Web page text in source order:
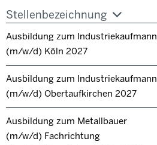
Stellenbezeichnung
Ausbildung zum Industriekaufmann
(m/w/d) Köln 2027
Ausbildung zum Industriekaufmann
(m/w/d) Obertaufkirchen 2027
Ausbildung zum Metallbauer
(m/w/d) Fachrichtung